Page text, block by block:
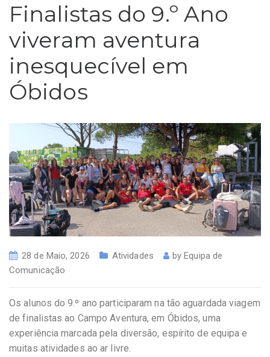
Finalistas do 9.º Ano
viveram aventura
inesquecível em
Óbidos
28 de Maio, 2026 Atividades by Equipa de
Comunicação
Os alunos do 9.º ano participaram na tão aguardada viagem
de finalistas ao Campo Aventura, em Óbidos, uma
experiência marcada pela diversão, espírito de equipa e
muitas atividades ao ar livre.